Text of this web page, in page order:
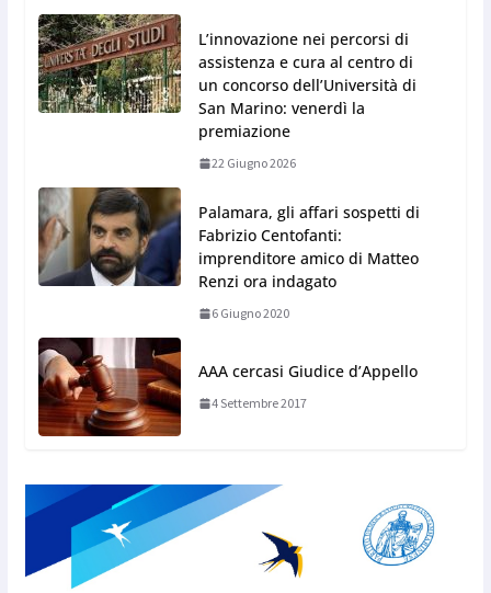
L’innovazione nei percorsi di
assistenza e cura al centro di
un concorso dell’Università di
San Marino: venerdì la
premiazione
22 Giugno 2026
Palamara, gli affari sospetti di
Fabrizio Centofanti:
imprenditore amico di Matteo
Renzi ora indagato
6 Giugno 2020
AAA cercasi Giudice d’Appello
4 Settembre 2017